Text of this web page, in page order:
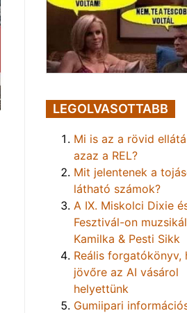
LEGOLVASOTTABB
Mi is az a rövid
azaz a REL?
Mit jelentenek a
látható számok?
A IX. Miskolci Dixie
Fesztivál-on
Kamilka & Pesti Sikk
Reális forgatókönyv,
jövőre az AI vásárol
helyettünk
Gumiipari